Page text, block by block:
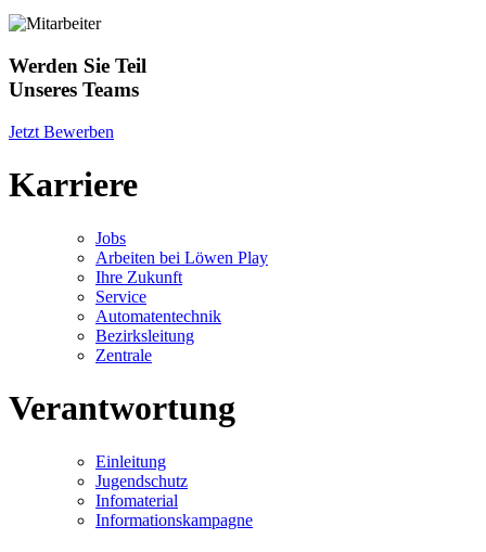
Werden Sie Teil
Unseres Teams
Jetzt Bewerben
Karriere
Jobs
Arbeiten bei Löwen Play
Ihre Zukunft
Service
Automatentechnik
Bezirksleitung
Zentrale
Verantwortung
Einleitung
Jugendschutz
Infomaterial
Informationskampagne